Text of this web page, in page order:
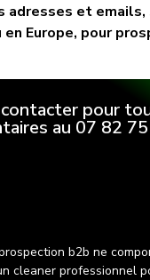
adresses et
Europe, pour
pour
au 07 82
b2b ne
cleaner professionnel